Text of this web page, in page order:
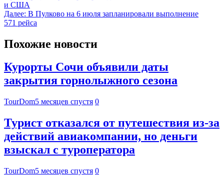
и США
Далее: В Пулково на 6 июля запланировали выполнение
571 рейса
Похожие новости
Курорты Сочи объявили даты
закрытия горнолыжного сезона
TourDom5 месяцев спустя 0
Турист отказался от путешествия из-за
действий авиакомпании, но деньги
взыскал с туроператора
TourDom5 месяцев спустя 0